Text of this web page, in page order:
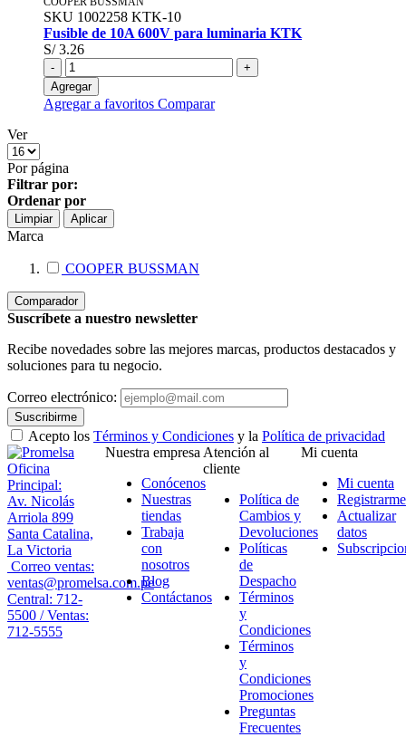
SKU 1002258 KTK-10
Fusible de 10A 600V para luminaria KTK
S/ 3.26
-
+
Agregar
Agregar a favoritos Comparar
Ver
Por página
Filtrar por:
Ordenar por
Limpiar Aplicar
Marca
COOPER BUSSMAN
Comparador
Suscríbete a nuestro newsletter
Recibe novedades sobre las mejores marcas, productos destacados y
soluciones para tu negocio.
Correo electrónico:
Suscribirme
Acepto los Términos y Condiciones y la Política de privacidad
Oficina
Principal:
Av. Nicolás
Arriola 899
Santa Catalina,
La Victoria
Correo ventas:
ventas@promelsa.com.pe
Central: 712-
5500 / Ventas:
712-5555
Nuestra empresa
Conócenos
Nuestras
tiendas
Trabaja
con
nosotros
Blog
Contáctanos
Atención al
cliente
Política de
Cambios y
Devoluciones
Políticas
de
Despacho
Términos
y
Condiciones
Términos
y
Condiciones
Promociones
Preguntas
Frecuentes
Mi cuenta
Mi cuenta
Registrarme
Actualizar
datos